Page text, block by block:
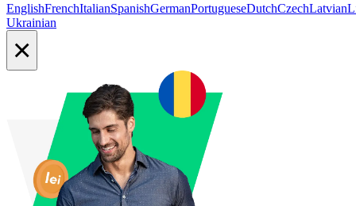
EnglishFrenchItalianSpanishGermanPortugueseDutchCzechLatvian
Ukrainian
×